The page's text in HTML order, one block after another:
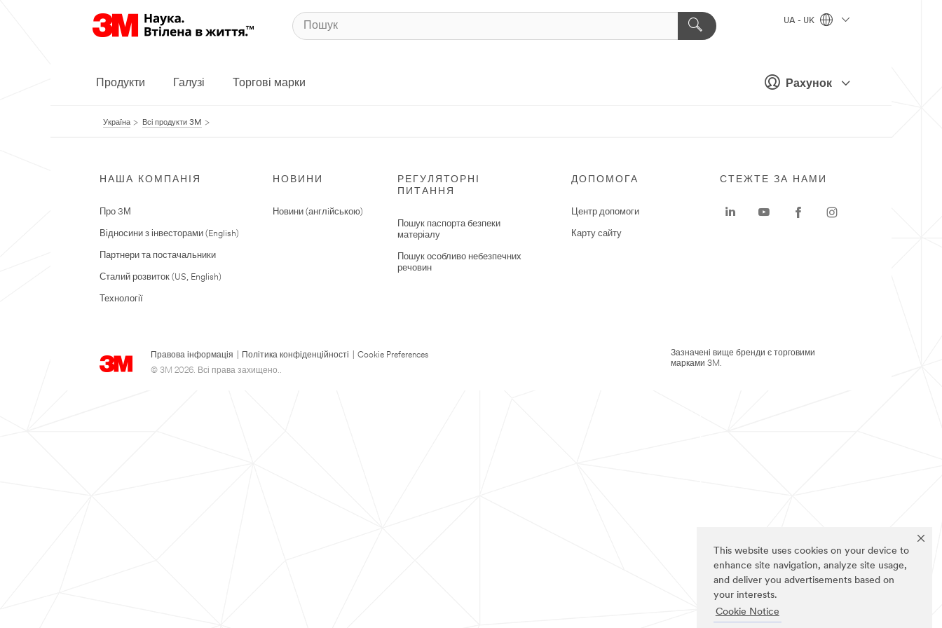
This website uses cookies on your device to
enhance site navigation, analyze site usage,
and deliver you advertisements based on
your interests.
Cookie Notice
Рахунок
UA - UK
Продукти Галузі Торгові марки
Україна Всі продукти 3M
НАША КОМПАНІЯ
Про 3М
Відносини з інвесторами (English)
Партнери та постачальники
Сталий розвиток (US, English)
Технології
НОВИНИ
Новини (англiйською)
РЕГУЛЯТОРНІ
ПИТАННЯ
Пошук паспорта безпеки
матеріалу
Пошук особливо небезпечних
речовин
ДОПОМОГА
Центр допомоги
Карту сайту
Правова інформація Політика конфіденційності
Cookie Preferences
© 3M 2026. Всі права захищено..
СТЕЖТЕ ЗА НАМИ
Зазначені вище бренди є торговими
марками 3M.